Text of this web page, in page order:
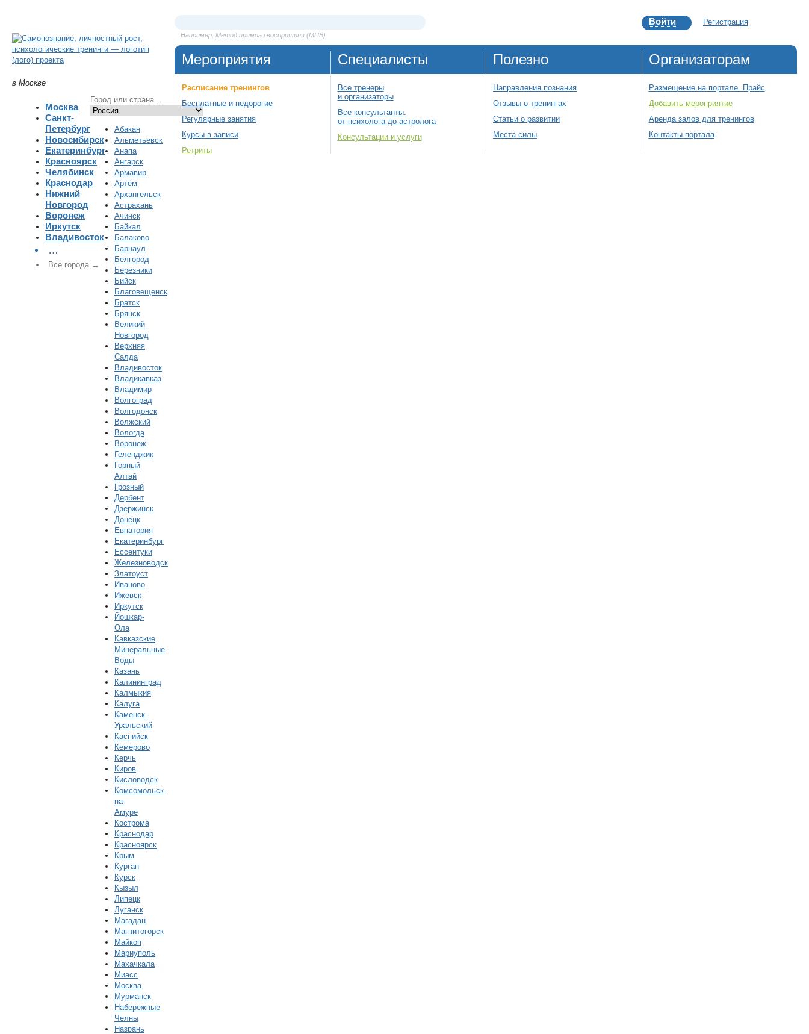
в Москве
Москва
Санкт-
Петербург
Новосибирск
Екатеринбург
Красноярск
Челябинск
Краснодар
Нижний
Новгород
Воронеж
Иркутск
Владивосток
…
Все города →
Абакан
Альметьевск
Анапа
Ангарск
Армавир
Артём
Архангельск
Астрахань
Ачинск
Байкал
Балаково
Барнаул
Белгород
Березники
Бийск
Благовещенск
Братск
Брянск
Великий
Новгород
Верхняя
Салда
Владивосток
Владикавказ
Владимир
Волгоград
Волгодонск
Волжский
Вологда
Воронеж
Геленджик
Горный
Алтай
Грозный
Дербент
Дзержинск
Донецк
Евпатория
Екатеринбург
Ессентуки
Железноводск
Златоуст
Иваново
Ижевск
Иркутск
Йошкар-
Ола
Кавказские
Минеральные
Воды
Казань
Калининград
Калмыкия
Калуга
Каменск-
Уральский
Каспийск
Кемерово
Керчь
Киров
Кисловодск
Комсомольск-
на-
Амуре
Кострома
Краснодар
Красноярск
Крым
Курган
Курск
Кызыл
Липецк
Луганск
Магадан
Магнитогорск
Майкоп
Мариуполь
Махачкала
Миасс
Москва
Мурманск
Набережные
Челны
Назрань
Например, Метод прямого восприятия (МПВ)
Войти Регистрация
Мероприятия
Расписание тренингов
Бесплатные и недорогие
Регулярные занятия
Курсы в записи
Ретриты
Специалисты
Все тренеры
и организаторы
Все консультанты:
от психолога до астролога
Консультации и услуги
Полезно
Направления познания
Отзывы о тренингах
Статьи о развитии
Места силы
Организаторам
Размещение на портале. Прайс
Добавить мероприятие
Аренда залов для тренингов
Контакты портала